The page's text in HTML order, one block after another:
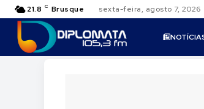
21.8 C Brusque sexta-feira, agosto 7, 2026